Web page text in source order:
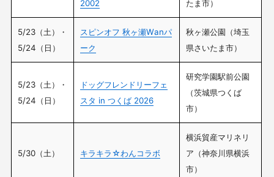
2002
たま市）
5/23（土）・
5/24（日）
スピンオフ 秋ヶ瀬Wanパ
ーク
秋ヶ瀬公園（埼玉
県さいたま市）
5/23（土）・
5/24（日）
ドッグフレンドリーフェ
スタ in つくば 2026
研究学園駅前公園
（茨城県つくば
市）
5/30（土） キラキラ☆わんコラボ
横浜貿産マリネリ
ア（神奈川県横浜
市）